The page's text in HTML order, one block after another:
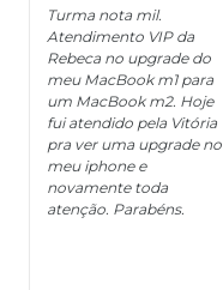
Turma nota mil.
Atendimento VIP da
Rebeca no upgrade do
meu MacBook m1 para
um MacBook m2. Hoje
fui atendido pela Vitória
pra ver uma upgrade no
meu iphone e
novamente toda
atenção. Parabéns.